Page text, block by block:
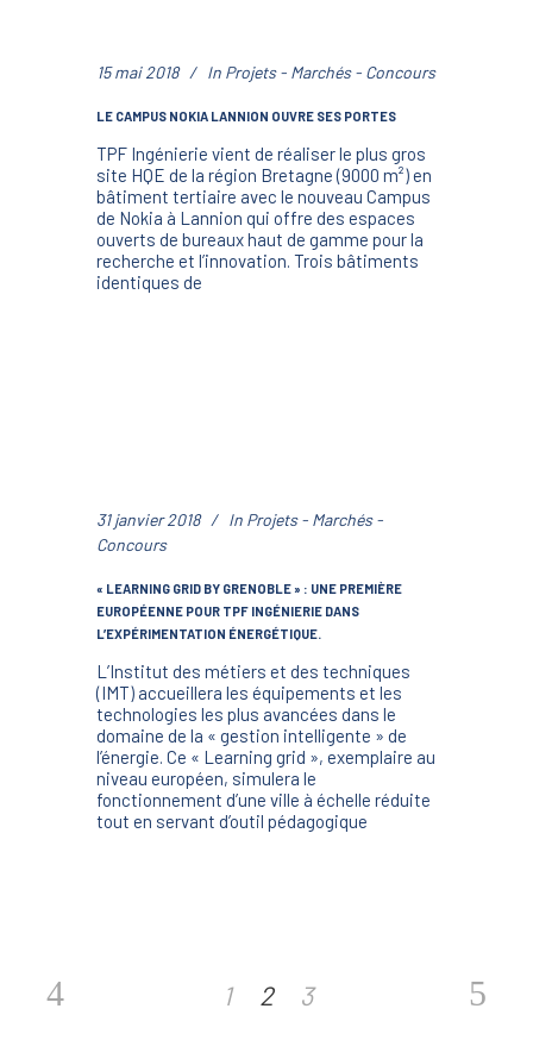
15 mai 2018 In Projets - Marchés - Concours
LE CAMPUS NOKIA LANNION OUVRE SES PORTES
TPF Ingénierie vient de réaliser le plus gros
site HQE de la région Bretagne (9000 m²) en
bâtiment tertiaire avec le nouveau Campus
de Nokia à Lannion qui offre des espaces
ouverts de bureaux haut de gamme pour la
recherche et l’innovation. Trois bâtiments
identiques de
31 janvier 2018 In Projets - Marchés -
Concours
« LEARNING GRID BY GRENOBLE » : UNE PREMIÈRE
EUROPÉENNE POUR TPF INGÉNIERIE DANS
L’EXPÉRIMENTATION ÉNERGÉTIQUE.
L’Institut des métiers et des techniques
(IMT) accueillera les équipements et les
technologies les plus avancées dans le
domaine de la « gestion intelligente » de
l’énergie. Ce « Learning grid », exemplaire au
niveau européen, simulera le
fonctionnement d’une ville à échelle réduite
tout en servant d’outil pédagogique
1 2 3